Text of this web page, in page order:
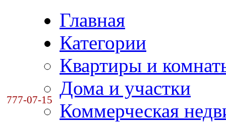
777-07-15
Главная
Категории
Квартиры и
Дома и участки
Коммерческая